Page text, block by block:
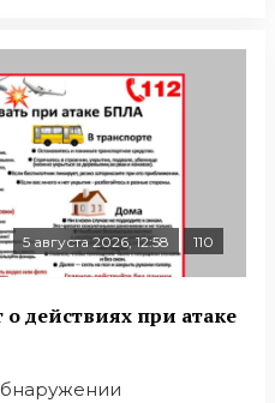
5 августа 2026, 12:58 110
действиях при атаке